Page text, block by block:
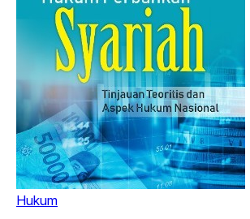
Hukum